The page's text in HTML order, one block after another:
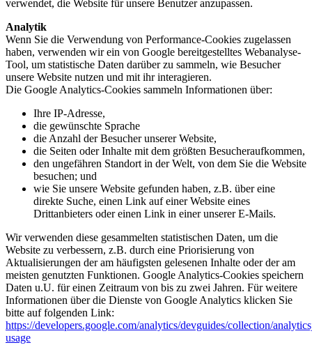
verwendet, die Website für unsere Benutzer anzupassen.
Analytik
Wenn Sie die Verwendung von Performance-Cookies zugelassen
haben, verwenden wir ein von Google bereitgestelltes Webanalyse-
Tool, um statistische Daten darüber zu sammeln, wie Besucher
unsere Website nutzen und mit ihr interagieren.
Die Google Analytics-Cookies sammeln Informationen über:
Ihre IP-Adresse,
die gewünschte Sprache
die Anzahl der Besucher unserer Website,
die Seiten oder Inhalte mit dem größten Besucheraufkommen,
den ungefähren Standort in der Welt, von dem Sie die Website
besuchen; und
wie Sie unsere Website gefunden haben, z.B. über eine
direkte Suche, einen Link auf einer Website eines
Drittanbieters oder einen Link in einer unserer E-Mails.
Wir verwenden diese gesammelten statistischen Daten, um die
Website zu verbessern, z.B. durch eine Priorisierung von
Aktualisierungen der am häufigsten gelesenen Inhalte oder der am
meisten genutzten Funktionen. Google Analytics-Cookies speichern
Daten u.U. für einen Zeitraum von bis zu zwei Jahren. Für weitere
Informationen über die Dienste von Google Analytics klicken Sie
bitte auf folgenden Link:
https://developers.google.com/analytics/devguides/collection/
usage